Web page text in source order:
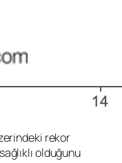
rekor
olduğunu